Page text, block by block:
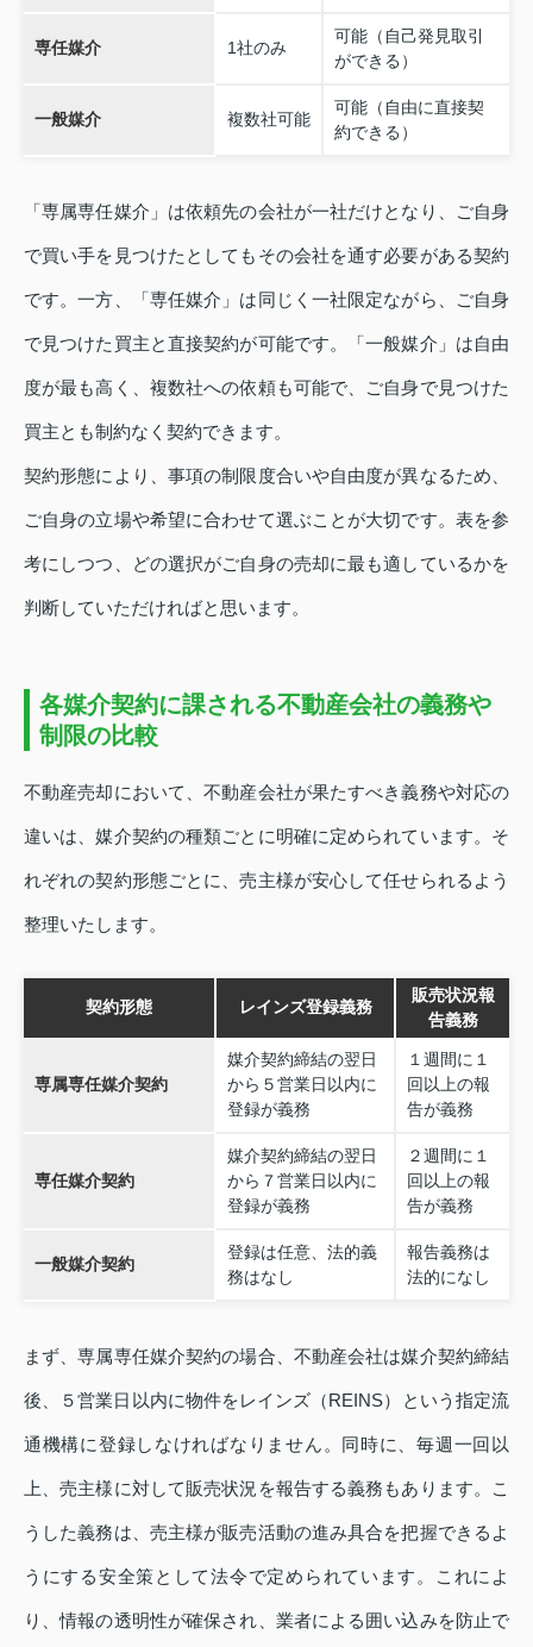
専任媒介 1社のみ
可能（自己発見取引
ができる）
一般媒介 複数社可能
可能（自由に直接契
約できる）
「専属専任媒介」は依頼先の会社が一社だけとなり、ご自身
で買い手を見つけたとしてもその会社を通す必要がある契約
です。一方、「専任媒介」は同じく一社限定ながら、ご自身
で見つけた買主と直接契約が可能です。「一般媒介」は自由
度が最も高く、複数社への依頼も可能で、ご自身で見つけた
買主とも制約なく契約できます。
契約形態により、事項の制限度合いや自由度が異なるため、
ご自身の立場や希望に合わせて選ぶことが大切です。表を参
考にしつつ、どの選択がご自身の売却に最も適しているかを
判断していただければと思います。
各媒介契約に課される不動産会社の義務や
制限の比較
不動産売却において、不動産会社が果たすべき義務や対応の
違いは、媒介契約の種類ごとに明確に定められています。そ
れぞれの契約形態ごとに、売主様が安心して任せられるよう
整理いたします。
契約形態 レインズ登録義務
販売状況報
告義務
専属専任媒介契約
媒介契約締結の翌日
から５営業日以内に
登録が義務
１週間に１
回以上の報
告が義務
専任媒介契約
媒介契約締結の翌日
から７営業日以内に
登録が義務
２週間に１
回以上の報
告が義務
一般媒介契約
登録は任意、法的義
務はなし
報告義務は
法的になし
まず、専属専任媒介契約の場合、不動産会社は媒介契約締結
後、５営業日以内に物件をレインズ（REINS）という指定流
通機構に登録しなければなりません。同時に、毎週一回以
上、売主様に対して販売状況を報告する義務もあります。こ
うした義務は、売主様が販売活動の進み具合を把握できるよ
うにする安全策として法令で定められています。これによ
り、情報の透明性が確保され、業者による囲い込みを防止で